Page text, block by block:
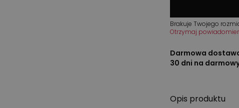
Brakuje Twojego
Otrzymaj
Darmowa dostawa
30 dni na
Opis produktu